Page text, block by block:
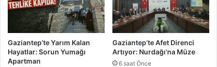
d
s
i
s
Gaziantep’te Yarım Kalan
Hayatlar: Sorun Yumağı
Apartman
Gaziantep’te Afet Direnci
Artıyor: Nurdağı’na Müze
6 saat Önce